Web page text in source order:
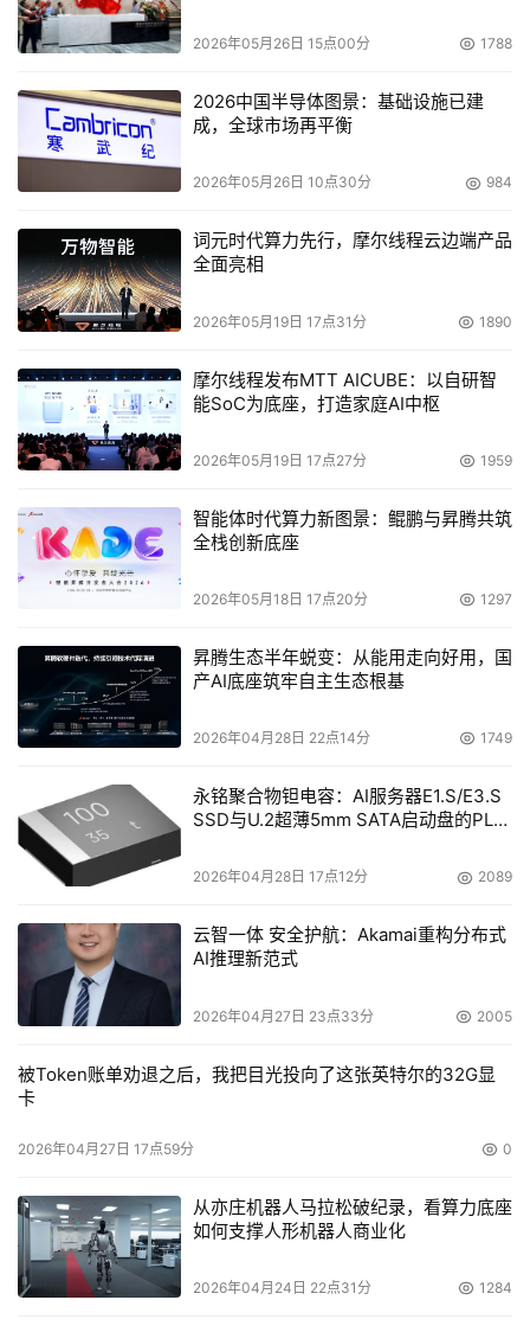
EMC与清华大学的崭新合作将为学生、专业人士、政府
领导、技术决策者提供最先进的技术，使他们为保证业务连
EMC教席
----EMC计划分别在清华大学的经济管理学院
和信息技术学院各赞助一个讲席教授教席。
经济管理学院（SEM）协作项目----EMC计划借助本地
及EMC公司资深员工给经管学院的教授及教员提供授课及
培训。清华大学计划向学生、相关领域的职业人士、政府官
课程等专业化的培训及应用认证。
信息技术学院（SIST）及信息技术研究院（RIIT）
----清
供的资金援助进行与信息架构相关的应用研究项目，如电子
图书馆、奥运档案库、录象或电子监控、信息安全保护及恢
复、电子政务、网格计算、3G/4G及电子媒体或丰富媒体
信息技术国家实验室及信息安全研究院----EMC计划向
清华大学信息技术国家实验室捐赠设备及软件以帮助清华大
学在信息生命周期管理软件及架构技术方面建设世界级的研
究团队、实验室及教学课程。
奖学金及实习机会
息相关业务、服务、管理及架构开发的研究生提供奖学金。
通过与清华大学信息技术研究院、经济管理学院的合
作，EMC期望与清华大学一起不仅在各行各业及各种技术
方面进行研究和开发，还在与国家利益相关的领域进行解决
2026年05月26日 15点00分 1788
2026中国半导体图景：基础设施已建
成，全球市场再平衡
2026年05月26日 10点30分 984
词元时代算力先行，摩尔线程云边端产品
全面亮相
2026年05月19日 17点31分 1890
摩尔线程发布MTT AICUBE：以自研智
能SoC为底座，打造家庭AI中枢
2026年05月19日 17点27分 1959
智能体时代算力新图景：鲲鹏与昇腾共筑
全栈创新底座
2026年05月18日 17点20分 1297
昇腾生态半年蜕变：从能用走向好用，国
产AI底座筑牢自主生态根基
2026年04月28日 22点14分 1749
永铭聚合物钽电容：AI服务器E1.S/E3.S
SSD与U.2超薄5mm SATA启动盘的PLP
2026年04月28日 17点12分 2089
云智一体 安全护航：Akamai重构分布式
AI推理新范式
2026年04月27日 23点33分 2005
被Token账单劝退之后，我把目光投向了这张英特尔的32G显
卡
2026年04月27日 17点59分 0
从亦庄机器人马拉松破纪录，看算力底座
如何支撑人形机器人商业化
2026年04月24日 22点31分 1284